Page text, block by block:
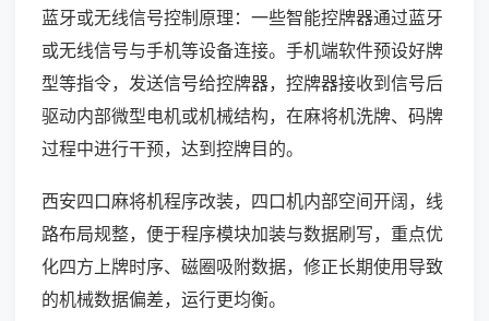
蓝牙或无线信号控制原理：一些智能控牌器通过蓝牙
或无线信号与手机等设备连接。手机端软件预设好牌
型等指令，发送信号给控牌器，控牌器接收到信号后
驱动内部微型电机或机械结构，在麻将机洗牌、码牌
过程中进行干预，达到控牌目的。
西安四口麻将机程序改装，四口机内部空间开阔，线
路布局规整，便于程序模块加装与数据刷写，重点优
化四方上牌时序、磁圈吸附数据，修正长期使用导致
的机械数据偏差，运行更均衡。